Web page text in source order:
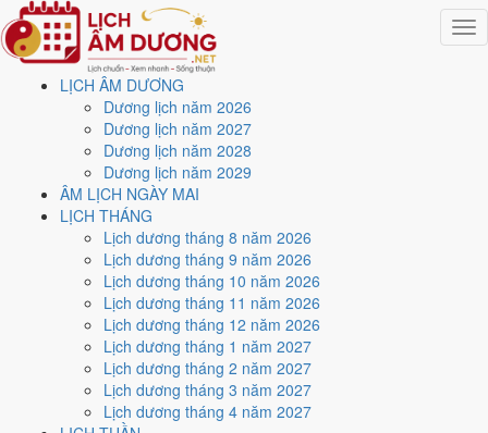
LỊCH ÂM DƯƠNG
Dương lịch năm 2026
Dương lịch năm 2027
Dương lịch năm 2028
Dương lịch năm 2029
ÂM LỊCH NGÀY MAI
LỊCH THÁNG
Lịch dương tháng 8 năm 2026
Lịch dương tháng 9 năm 2026
Lịch dương tháng 10 năm 2026
Lịch dương tháng 11 năm 2026
Lịch dương tháng 12 năm 2026
Lịch dương tháng 1 năm 2027
Lịch dương tháng 2 năm 2027
Lịch dương tháng 3 năm 2027
Lịch dương tháng 4 năm 2027
Trang chủ
Lịch năm 2026
Tháng 10/2026
Ngày 3/10/2026 (Canh Tuất)
Xem ngày3/10/2026
lịch - Ngày 23/8 âm lịch
(Canh Tuất) tốt hay xấu?
Ngày 3/10/2026 dương lịch (Thứ Bảy) là ngày 23/8/2026 âm lịch
Canh Tuất- Chi sinh Can, Trực Trừ, Sao Vị, nạp âm Thoa
Xuyến Kim. Tổng hòa, đây làNgày Hungvới điểm trung bình
cho các việc quan trọng. Giờ Hoàng Đạo trong ngày: